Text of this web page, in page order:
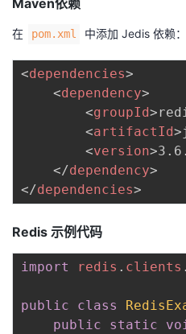
Maven依赖
在 pom.xml 中添加 Jedis 依赖：
<dependencies>
<dependency>
<groupId>
<artifactId>
<version>
</dependency>
</dependencies>
Redis 示例代码
import redis . clients .
public class
public
static